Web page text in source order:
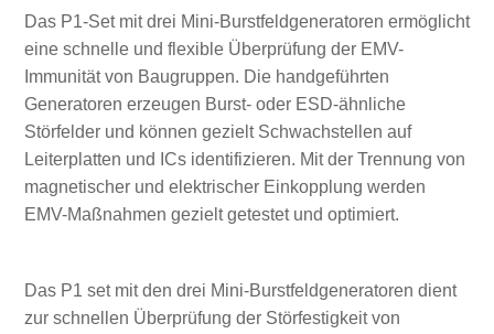
Das P1-Set mit drei Mini-Burstfeldgeneratoren ermöglicht
eine schnelle und flexible Überprüfung der EMV-
Immunität von Baugruppen. Die handgeführten
Generatoren erzeugen Burst- oder ESD-ähnliche
Störfelder und können gezielt Schwachstellen auf
Leiterplatten und ICs identifizieren. Mit der Trennung von
magnetischer und elektrischer Einkopplung werden
EMV-Maßnahmen gezielt getestet und optimiert.
Das P1 set mit den drei Mini-Burstfeldgeneratoren dient
zur schnellen Überprüfung der Störfestigkeit von